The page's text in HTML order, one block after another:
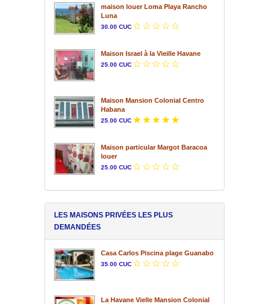
maison louer Loma Playa Rancho
Luna
30.00 CUC
Maison Israel à la Vieille Havane
25.00 CUC
Maison Mansion Colonial Centro
Habana
25.00 CUC
Maison particular Margot Baracoa
louer
25.00 CUC
LES MAISONS PRIVÉES LES PLUS
DEMANDÉES
Casa Carlos Piscina plage Guanabo
35.00 CUC
La Havane Vielle Mansion Colonial